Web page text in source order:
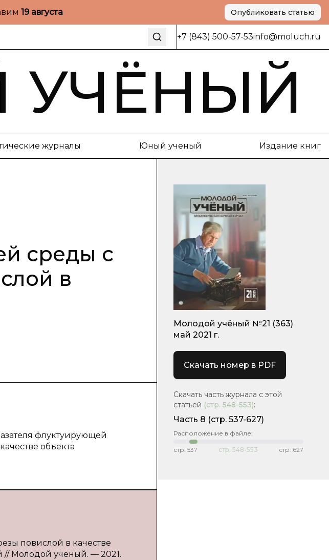
19 августа Опубликовать статью
+7 (843) 500-57-53info@moluch.ru
журналы Юный ученый Издание книг
среды с
в
флуктуирующей
объекта
повислой в качестве
// Молодой ученый. — 2021.
Молодой учёный №21 (363)
май 2021 г.
Скачать номер в PDF
Скачать часть журнала с этой
статьей (стр. 548-553):
Часть 8 (стр. 537-627)
Расположение в файле:
стр. 537 стр. 548-553 стр. 627